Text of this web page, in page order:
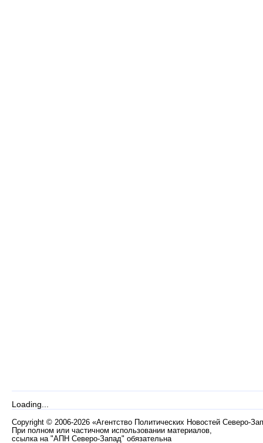
Loading...
Copyright © 2006-2026 «Агентство Политических Новостей Северо-
При полном или частичном использовании материалов,
ссылка на "АПН Северо-Запад" обязательна